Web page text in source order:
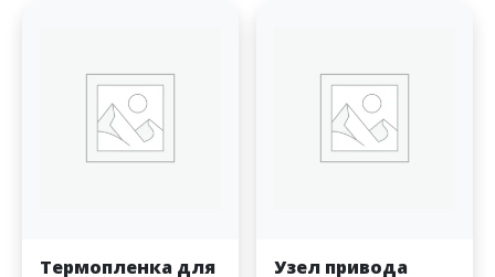
Термопленка для
Узел привода